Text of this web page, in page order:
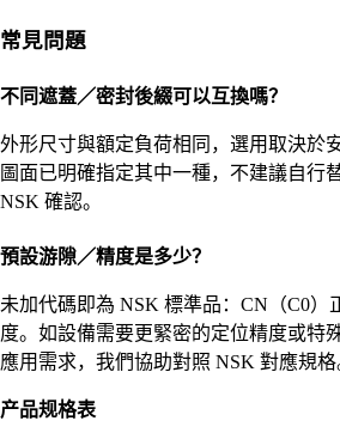
常見問題
不同遮蓋／密封後綴可以互換嗎？
外形尺寸與額定負荷相同，選用取決於
圖面已明確指定其中一種，不建議自行
NSK 確認。
預設游隙／精度是多少？
未加代碼即為 NSK 標準品：CN（C0）
度。如設備需要更緊密的定位精度或特
應用需求，我們協助對照 NSK 對應規格
产品规格表